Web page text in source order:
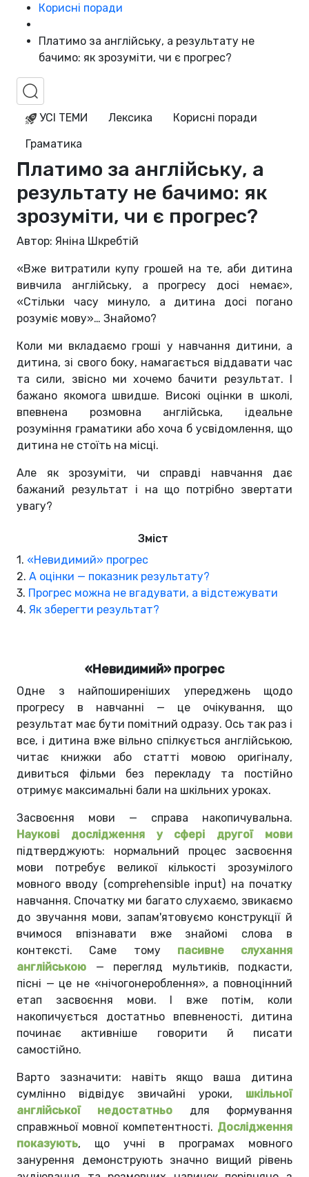
Корисні поради
Платимо за англійську, а результату не
бачимо: як зрозуміти, чи є прогрес?
УСІ ТЕМИ Лексика
Корисні поради
Граматика
Платимо за англійську, а
результату не бачимо: як
зрозуміти, чи є прогрес?
Автор: Яніна Шкребтій
«Вже витратили купу грошей на те, аби дитина
вивчила англійську, а прогресу досі немає»,
«Стільки часу минуло, а дитина досі погано
розуміє мову»… Знайомо?
Коли ми вкладаємо гроші у навчання дитини, а
дитина, зі свого боку, намагається віддавати час
та сили, звісно ми хочемо бачити результат. І
бажано якомога швидше. Високі оцінки в школі,
впевнена розмовна англійська, ідеальне
розуміння граматики або хоча б усвідомлення, що
дитина не стоїть на місці.
Але як зрозуміти, чи справді навчання дає
бажаний результат і на що потрібно звертати
увагу?
Зміст
1. «Невидимий» прогрес
2. А оцінки — показник результату?
3. Прогрес можна не вгадувати, а відстежувати
4. Як зберегти результат?
«Невидимий» прогрес
Одне з найпоширеніших упереджень щодо
прогресу в навчанні — це очікування, що
результат має бути помітний одразу. Ось так раз і
все, і дитина вже вільно спілкується англійською,
читає книжки або статті мовою оригіналу,
дивиться фільми без перекладу та постійно
отримує максимальні бали на шкільних уроках.
Засвоєння мови — справа накопичувальна.
Наукові дослідження у сфері другої мови
підтверджують: нормальний процес засвоєння
мови потребує великої кількості зрозумілого
мовного вводу (comprehensible input) на початку
навчання. Спочатку ми багато слухаємо, звикаємо
до звучання мови, запам'ятовуємо конструкції й
вчимося впізнавати вже знайомі слова в
контексті. Саме тому пасивне слухання
англійською — перегляд мультиків, подкасти,
пісні — це не «нічогонероблення», а повноцінний
етап засвоєння мови. І вже потім, коли
накопичується достатньо впевненості, дитина
починає активніше говорити й писати
самостійно.
Варто зазначити: навіть якщо ваша дитина
сумлінно відвідує звичайні уроки, шкільної
англійської недостатньо для формування
справжньої мовної компетентності. Дослідження
показують, що учні в програмах мовного
занурення демонструють значно вищий рівень